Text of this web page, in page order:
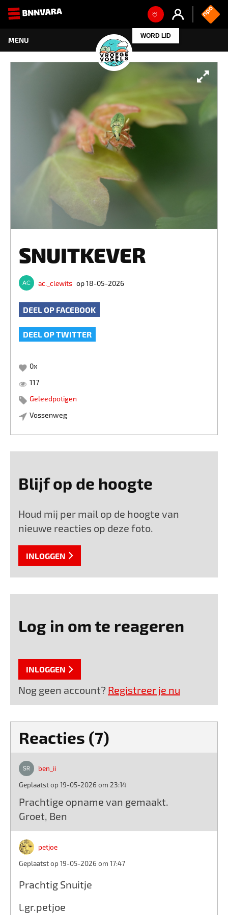
WORD LID
SNUITKEVER
ac._clewits op 18-05-2026
DEEL OP FACEBOOK
DEEL OP TWITTER
0x
117
Geleedpotigen
Vossenweg
Blijf op de hoogte
Houd mij per mail op de hoogte van
nieuwe reacties op deze foto.
INLOGGEN
Log in om te reageren
INLOGGEN
Nog geen account? Registreer je nu
Reacties (7)
ben_ii
Geplaatst op 19-05-2026 om 23:14
Prachtige opname van gemaakt.
Groet, Ben
petjoe
Geplaatst op 19-05-2026 om 17:47
Prachtig Snuitje
l.gr.petjoe